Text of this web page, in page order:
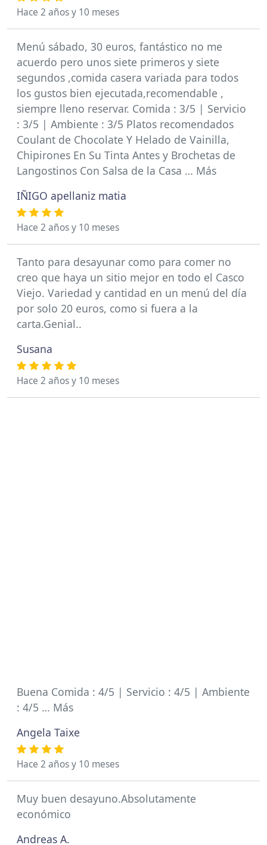
Hace 2 años y 10 meses
Menú sábado, 30 euros, fantástico no me
acuerdo pero unos siete primeros y siete
segundos ,comida casera variada para todos
los gustos bien ejecutada,recomendable ,
siempre lleno reservar. Comida : 3/5 | Servicio
: 3/5 | Ambiente : 3/5 Platos recomendados
Coulant de Chocolate Y Helado de Vainilla,
Chipirones En Su Tinta Antes y Brochetas de
Langostinos Con Salsa de la Casa … Más
IÑIGO apellaniz matia
Hace 2 años y 10 meses
Tanto para desayunar como para comer no
creo que haya un sitio mejor en todo el Casco
Viejo. Variedad y cantidad en un menú del día
por solo 20 euros, como si fuera a la
carta.Genial..
Susana
Hace 2 años y 10 meses
Buena Comida : 4/5 | Servicio : 4/5 | Ambiente
: 4/5 … Más
Angela Taixe
Hace 2 años y 10 meses
Muy buen desayuno.Absolutamente
económico
Andreas A.